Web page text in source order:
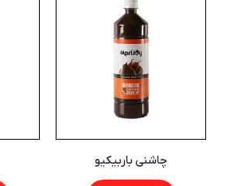
چاشنی باربیکیو